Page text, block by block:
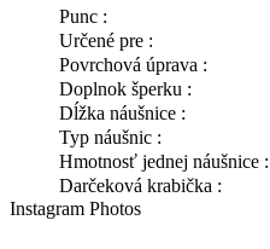
Punc :
Určené pre :
Povrchová úprava :
Doplnok šperku :
Dĺžka náušnice :
Typ náušnic :
Hmotnosť jednej náušnice :
Darčeková krabička :
Instagram Photos